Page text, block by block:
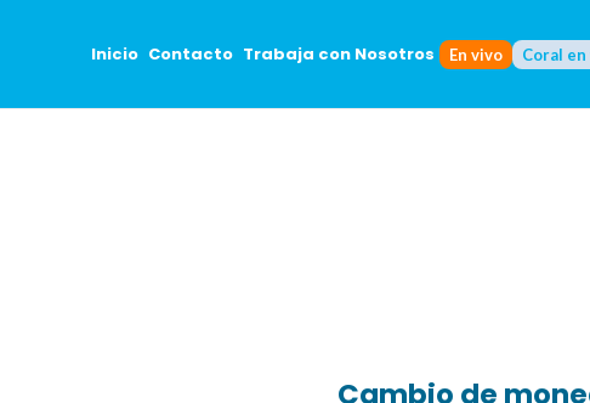
Inicio Contacto Trabaja con Nosotros En vivo Coral
Cambio de